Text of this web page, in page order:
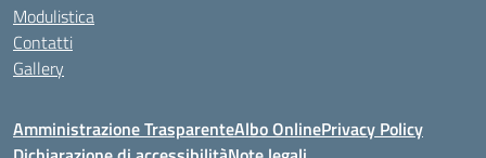
Modulistica
Contatti
Gallery
Amministrazione TrasparenteAlbo OnlinePrivacy Policy